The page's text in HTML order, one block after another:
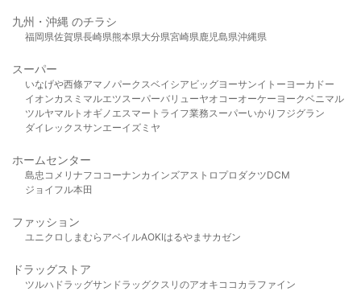
九州・沖縄 のチラシ
福岡県佐賀県長崎県熊本県大分県宮崎県鹿児島県沖縄県
スーパー
いなげや西條アマノパークスベイシア ビッグヨーサンイトーヨーカドー
イオンカスミ マルエツスーパーバリューヤオコーオーケー ヨークベニマル
ツルヤマルト オギノ エスマート ライフ業務スーパーいかり フジグラン
ダイレックスサンエーイズミヤ
ホームセンター
島忠 コメリ ナフコ コーナンカインズアストロプロダクツDCM
ジョイフル本田
ファッション
ユニクロ しまむら アベイルAOKIはるやま サカゼン
ドラッグストア
ツルハドラッグサンドラッグクスリのアオキ ココカラファイン